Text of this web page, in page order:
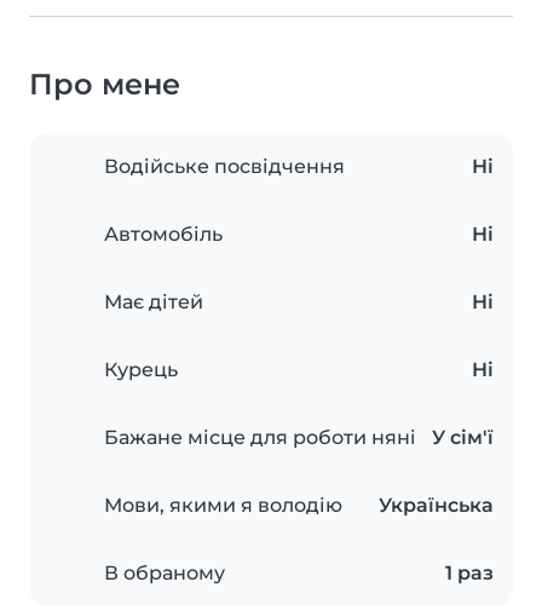
Про мене
Водійське посвідчення Ні
Автомобіль Ні
Має дітей Ні
Курець Ні
Бажане місце для роботи няні У сім'ї
Мови, якими я володію Українська
В обраному 1 раз